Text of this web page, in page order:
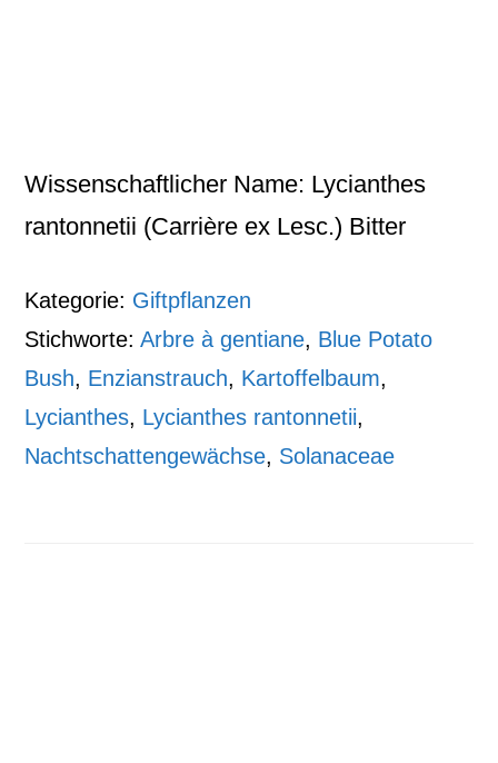
Wissenschaftlicher Name: Lycianthes
rantonnetii (Carrière ex Lesc.) Bitter
Kategorie: Giftpflanzen
Stichworte:Arbre à gentiane, Blue Potato
Bush, Enzianstrauch, Kartoffelbaum,
Lycianthes, Lycianthes rantonnetii,
Nachtschattengewächse, Solanaceae